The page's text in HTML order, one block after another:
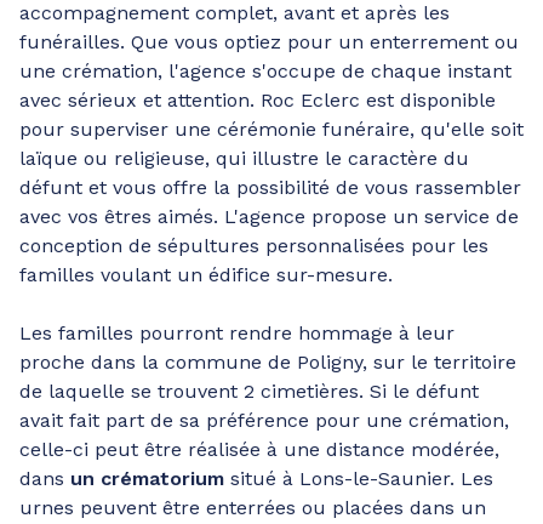
accompagnement complet, avant et après les
funérailles. Que vous optiez pour un enterrement ou
une crémation, l'agence s'occupe de chaque instant
avec sérieux et attention. Roc Eclerc est disponible
pour superviser une cérémonie funéraire, qu'elle soit
laïque ou religieuse, qui illustre le caractère du
défunt et vous offre la possibilité de vous rassembler
avec vos êtres aimés. L'agence propose un service de
conception de sépultures personnalisées pour les
familles voulant un édifice sur-mesure.
Les familles pourront rendre hommage à leur
proche dans la commune de Poligny, sur le territoire
de laquelle se trouvent 2 cimetières. Si le défunt
avait fait part de sa préférence pour une crémation,
celle-ci peut être réalisée à une distance modérée,
dans un crématorium situé à Lons-le-Saunier. Les
urnes peuvent être enterrées ou placées dans un